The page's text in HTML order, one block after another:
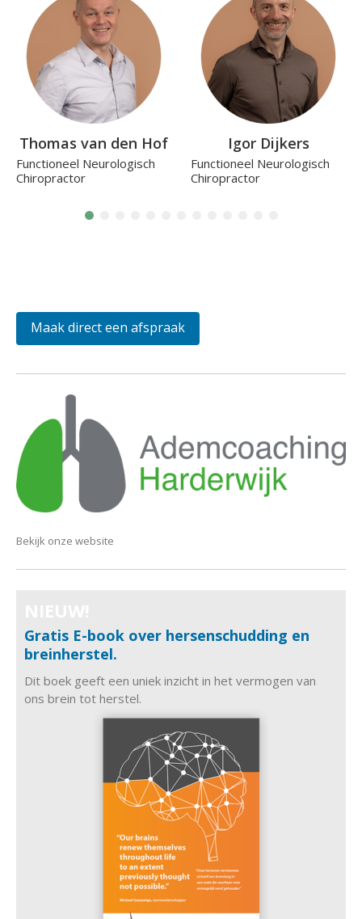
Thomas van den Hof
Functioneel Neurologisch
Chiropractor
Igor Dijkers
Functioneel Neurologisch
Chiropractor
Maak direct een afspraak
Bekijk onze website
Gratis E-book over hersenschudding en
breinherstel.
Dit boek geeft een uniek inzicht in het vermogen van
ons brein tot herstel.